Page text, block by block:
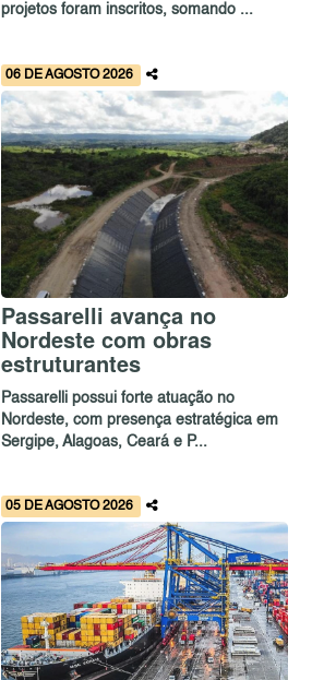
projetos foram inscritos, somando ...
06 DE AGOSTO 2026
Passarelli avança no
Nordeste com obras
estruturantes
Passarelli possui forte atuação no
Nordeste, com presença estratégica em
Sergipe, Alagoas, Ceará e P...
05 DE AGOSTO 2026